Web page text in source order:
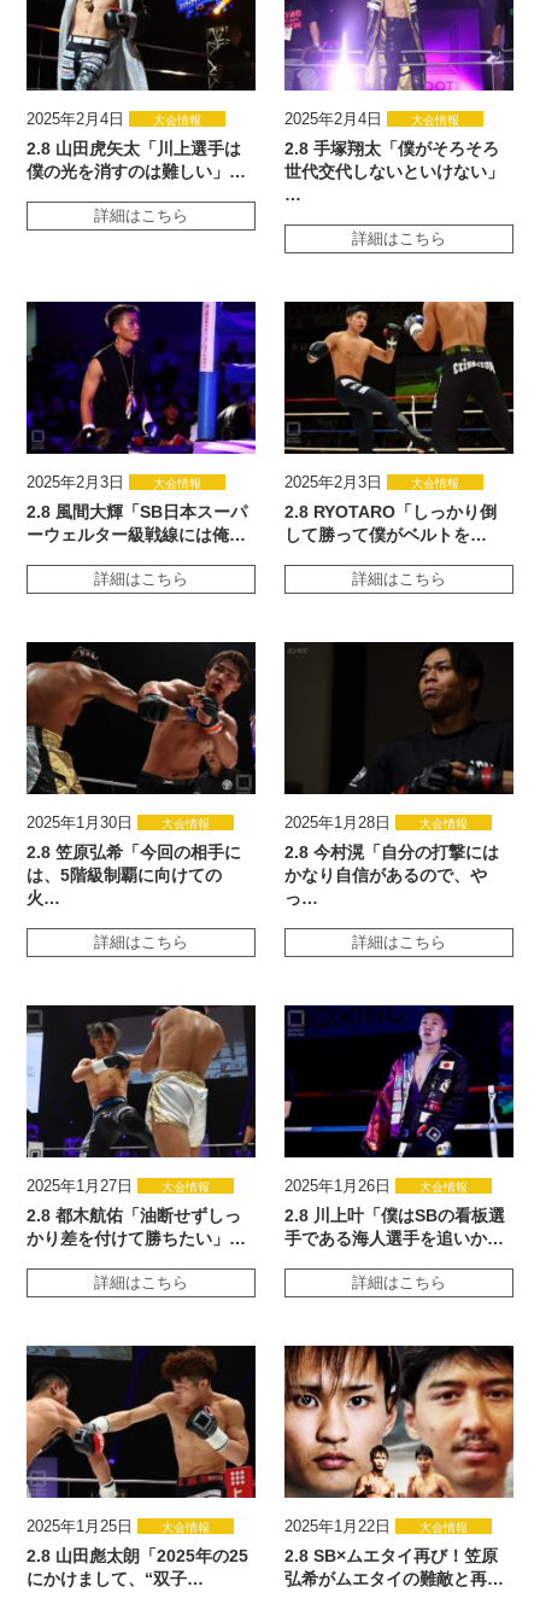
2025年2月4日 大会情報
2.8 山田虎矢太「川上選手は
僕の光を消すのは難しい」…
詳細はこちら
2025年2月4日 大会情報
2.8 手塚翔太「僕がそろそろ
世代交代しないといけない」
…
詳細はこちら
2025年2月3日 大会情報
2.8 風間大輝「SB日本スーパ
ーウェルター級戦線には俺…
詳細はこちら
2025年2月3日 大会情報
2.8 RYOTARO「しっかり倒
して勝って僕がベルトを…
詳細はこちら
2025年1月30日 大会情報
2.8 笠原弘希「今回の相手に
は、5階級制覇に向けての
火…
詳細はこちら
2025年1月28日 大会情報
2.8 今村滉「自分の打撃には
かなり自信があるので、や
っ…
詳細はこちら
2025年1月27日 大会情報
2.8 都木航佑「油断せずしっ
かり差を付けて勝ちたい」…
詳細はこちら
2025年1月26日 大会情報
2.8 川上叶「僕はSBの看板選
手である海人選手を追いか…
詳細はこちら
2025年1月25日 大会情報
2.8 山田彪太朗「2025年の25
にかけまして、“双子…
2025年1月22日 大会情報
2.8 SB×ムエタイ再び！笠原
弘希がムエタイの難敵と再…